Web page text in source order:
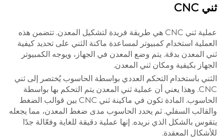
ثني CNC
عملية ثني CNC هي طريقة فريدة لتشكيل المعدن. تتضمن هذه
العملية استخدام كمبيوتر لمساعدة ماكنة الثني على تحديد كيفية
ثني المعدن بدقة. يتم وضع المعدن في الجهاز، ويوجه الكمبيوتر
الجهاز بكيفية ومكان ثني المعدن.
الثني باستخدام التحكم العددي بواسطة الحاسوب يُختصر إلى ثني
CNC. وهذا يعني أن عملية ثني المعدن يتم التحكم بها بواسطة
الحاسوب. المادة تكون في ماكينة ثني CNC بين قوالب الضغط
والقالب السفلي. ثم يحدد الحاسوب مدى ضغط المعدن، مما يجعله
يتقوس بالشكل الذي نريده. إنها عملية دقيقة للغاية وفعّالة جدًا
للأشكال المعقدة.